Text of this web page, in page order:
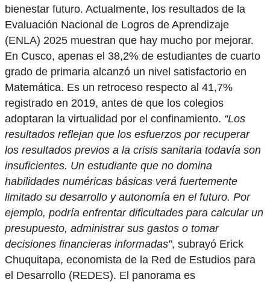
bienestar futuro. Actualmente, los resultados de la
Evaluación Nacional de Logros de Aprendizaje
(ENLA) 2025 muestran que hay mucho por mejorar.
En Cusco, apenas el 38,2% de estudiantes de cuarto
grado de primaria alcanzó un nivel satisfactorio en
Matemática. Es un retroceso respecto al 41,7%
registrado en 2019, antes de que los colegios
adoptaran la virtualidad por el confinamiento. “Los
resultados reflejan que los esfuerzos por recuperar
los resultados previos a la crisis sanitaria todavía son
insuficientes. Un estudiante que no domina
habilidades numéricas básicas verá fuertemente
limitado su desarrollo y autonomía en el futuro. Por
ejemplo, podría enfrentar dificultades para calcular un
presupuesto, administrar sus gastos o tomar
decisiones financieras informadas”, subrayó Erick
Chuquitapa, economista de la Red de Estudios para
el Desarrollo (REDES). El panorama es